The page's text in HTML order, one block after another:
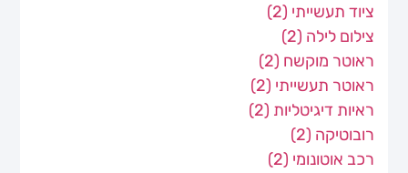
ציוד תעשייתי (2)
צילום לילה (2)
ראוטר מוקשח (2)
ראוטר תעשייתי (2)
ראיות דיגיטליות (2)
רובוטיקה (2)
רכב אוטונומי (2)